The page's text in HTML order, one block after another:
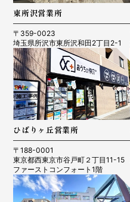
東所沢営業所
〒359-0023
埼玉県所沢市東所沢和田2丁目2-1
ひばりヶ丘営業所
〒188-0001
東京都西東京市谷戸町２丁目11-15
ファーストコンフォート1階